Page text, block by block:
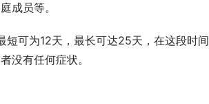
成员等。
可为12天，最长可达25天，在这段时间
没有任何症状。